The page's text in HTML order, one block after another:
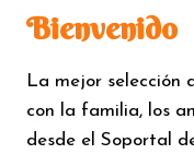
Bienvenido
La mejor selección
con la familia, los
desde el Soportal